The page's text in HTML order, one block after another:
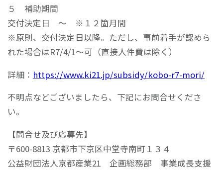
５ 補助期間
交付決定日 ～ ※１２箇月間
※原則、交付決定日以降。ただし、事前着手が認めら
れた場合はR7/4/1～可（直接人件費は除く）
詳細： https://www.ki21.jp/subsidy/kobo-r7-mori/
不明点などございましたら、下記にお問合せくださ
い。
【問合せ及び応募先】
〒600-8813 京都市下京区中堂寺南町１３４
公益財団法人京都産業21 企画総務部 事業成長支援